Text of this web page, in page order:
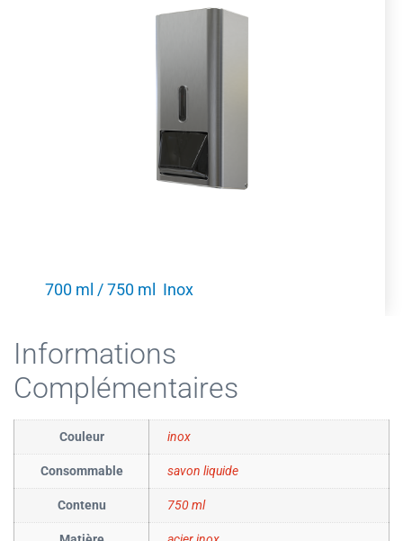
700 ml / 750 ml Inox
Informations
Complémentaires
Couleur inox
Consommable savon liquide
Contenu 750 ml